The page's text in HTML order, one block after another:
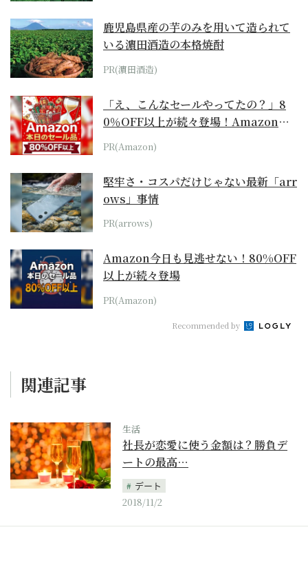
鹿児島県産の芋のみを用いて造られて
いる濵田酒造の本格焼酎
PR(濵田酒造)
「え、こんなセールやってたの？」8
0％OFF以上が続々登場！Amazonの
本気が...
PR(Amazon)
堅牢さ・コスパだけじゃない最新「arr
ows」事情
PR(arrows)
Amazon今日も見逃せない！80%OFF
以上が続々登場
PR(Amazon)
Recommended by
関連記事
生活
社長が恋愛に使う金額は？勝負デ
ートの最高…
デート
2018/11/2